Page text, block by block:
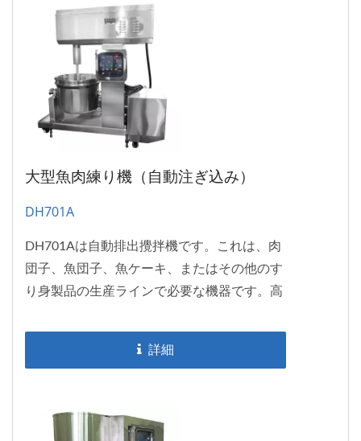
大型魚肉練り機（自動注ぎ込み）
DH701A
DH701Aは自動排出攪拌機です。これは、肉
団子、魚団子、魚ケーキ、またはその他のす
り身製品の生産ラインで必要な機器です。高
することができます。強力なねじり力を持つ
DH701Aは、細切り/引き裂きTVP材料にも適
詳細